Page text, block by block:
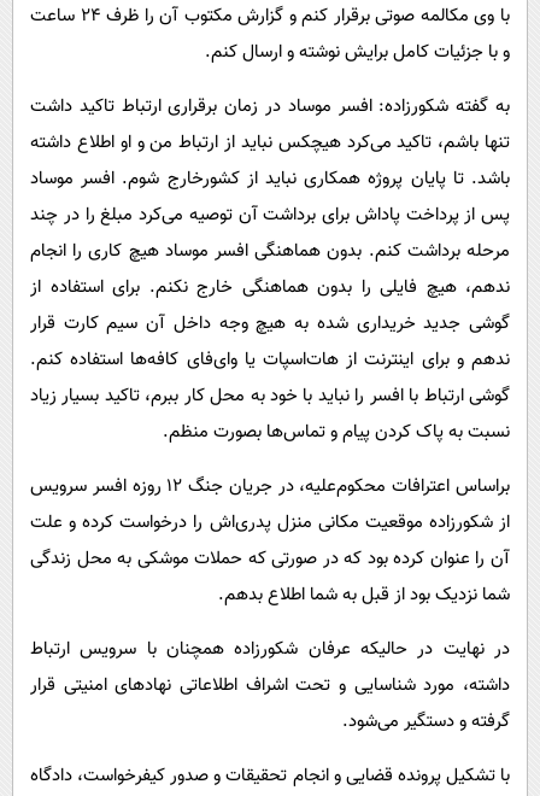
با وی مکالمه صوتی برقرار کنم و گزارش مکتوب آن را ظرف ۲۴ ساعت
و با جزئیات کامل برایش نوشته و ارسال کنم.
به گفته شکورزاده: افسر موساد در زمان برقراری ارتباط تاکید داشت
تنها باشم، تاکید می‌کرد هیچکس نباید از ارتباط من و او اطلاع داشته
باشد. تا پایان پروژه همکاری نباید از کشورخارج شوم. افسر موساد
پس از پرداخت پاداش برای برداشت آن توصیه می‌کرد مبلغ را در چند
مرحله برداشت کنم. بدون هماهنگی افسر موساد هیچ کاری را انجام
ندهم، هیچ فایلی را بدون هماهنگی خارج نکنم. برای استفاده از
گوشی جدید خریداری شده به هیچ وجه داخل آن سیم کارت قرار
ندهم و برای اینترنت از هات‌اسپات یا وای‌فای کافه‌ها استفاده کنم.
گوشی ارتباط با افسر را نباید با خود به محل کار ببرم، تاکید بسیار زیاد
نسبت به پاک کردن پیام و تماس‌ها بصورت منظم.
براساس اعترافات محکوم‌علیه، در جریان جنگ ۱۲ روزه افسر سرویس
از شکورزاده موقعیت مکانی منزل پدری‌اش را درخواست کرده و علت
آن را عنوان کرده بود که در صورتی که حملات موشکی به محل زندگی
شما نزدیک بود از قبل به شما اطلاع بدهم.
در نهایت در حالیکه عرفان شکورزاده همچنان با سرویس ارتباط
داشته، مورد شناسایی و تحت اشراف اطلاعاتی نهادهای امنیتی قرار
گرفته و دستگیر می‌شود.
با تشکیل پرونده قضایی و انجام تحقیقات و صدور کیفرخواست، دادگاه